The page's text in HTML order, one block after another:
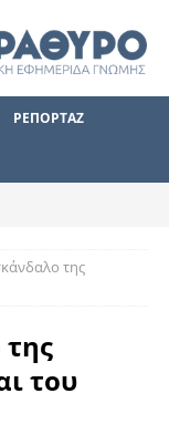
ΡΕΠΟΡΤΑΖ
της
του